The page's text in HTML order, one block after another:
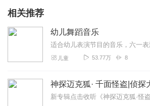
相关推荐
幼儿舞蹈音乐
适合幼儿表演节目的音乐，六一
儿童 53.77万 8